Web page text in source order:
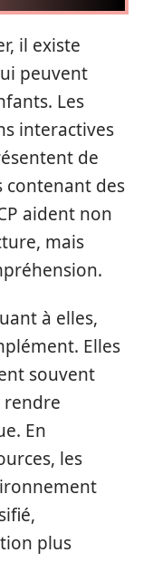
il existe
peuvent
Les
interactives
de
contenant des
aident non
mais
à elles,
Elles
souvent
rendre
En
les
plus